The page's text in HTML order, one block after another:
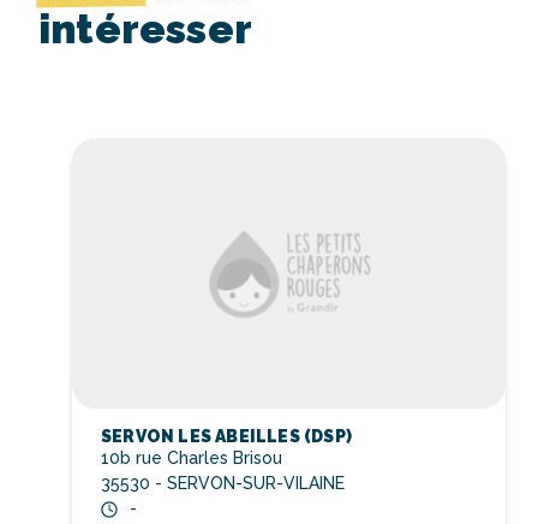
intéresser
SERVON LES ABEILLES (DSP)
10b rue Charles Brisou
35530 - SERVON-SUR-VILAINE
-